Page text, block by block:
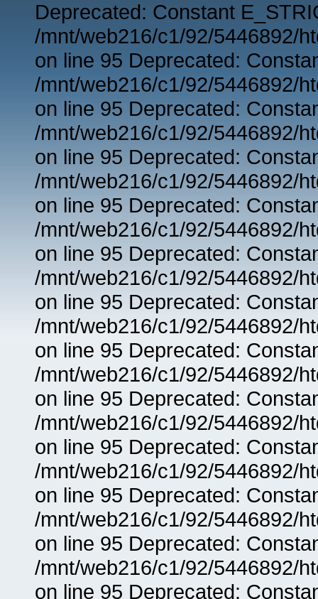
Deprecated: Constant
/mnt/web216/c1/92/5446892/
on line 95 Deprecated:
/mnt/web216/c1/92/5446892/
on line 95 Deprecated:
/mnt/web216/c1/92/5446892/
on line 95 Deprecated:
/mnt/web216/c1/92/5446892/
on line 95 Deprecated:
/mnt/web216/c1/92/5446892/
on line 95 Deprecated:
/mnt/web216/c1/92/5446892/
on line 95 Deprecated:
/mnt/web216/c1/92/5446892/
on line 95 Deprecated:
/mnt/web216/c1/92/5446892/
on line 95 Deprecated:
/mnt/web216/c1/92/5446892/
on line 95 Deprecated:
/mnt/web216/c1/92/5446892/
on line 95 Deprecated:
/mnt/web216/c1/92/5446892/
on line 95 Deprecated:
/mnt/web216/c1/92/5446892/
on line 95 Deprecated: